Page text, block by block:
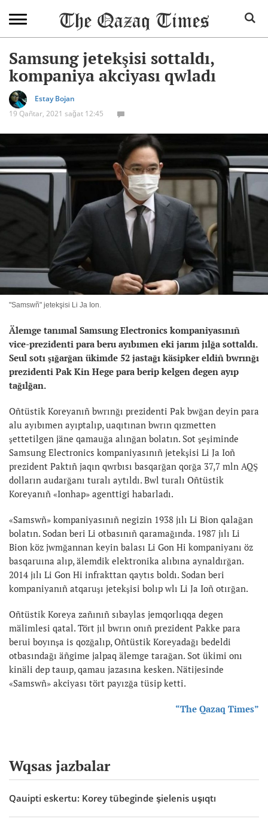
Samsung jetekşisi sottaldı,
kompaniya akciyası qwladı
Estay Bojan
19 Qañtar, 2021 sağat 12:45
"Samswñ" jetekşisi Li Ja Ion.
Älemge tanımal Samsung Electronics kompaniyasınıñ
vice-prezidenti para beru ayıbımen eki jarım jılğa sottaldı.
Seul sotı şığarğan ükimde 52 jastağı käsipker eldiñ bwrınğı
prezidenti Pak Kin Hege para berip kelgen degen ayıp
tağılğan.
Oñtüstik Koreyanıñ bwrınğı prezidenti Pak bwğan deyin para
alu ayıbımen ayıptalıp, uaqıtınan bwrın qızmetten
şettetilgen jäne qamauğa alınğan bolatın. Sot şeşiminde
Samsung Electronics kompaniyasınıñ jetekşisi Li Ja Ioñ
prezident Paktıñ jaqın qwrbısı basqarğan qorğa 37,7 mln AQŞ
dolların audarğanı turalı aytıldı. Bwl turalı Oñtüstik
Koreyanıñ «Ionhap» agenttigi habarladı.
«Samswñ» kompaniyasınıñ negizin 1938 jılı Li Bion qalağan
bolatın. Sodan beri Li otbasınıñ qaramağında. 1987 jılı Li
Bion köz jwmğannan keyin balası Li Gon Hi kompaniyanı öz
basqaruına alıp, älemdik elektronika alıbına aynaldırğan.
2014 jılı Li Gon Hi infrakttan qaytıs boldı. Sodan beri
kompaniyanıñ atqaruşı jetekşisi bolıp wlı Li Ja Ioñ otırğan.
Oñtüstik Koreya zañınıñ sıbaylas jemqorlıqqa degen
mälimlesi qatal. Tört jıl bwrın onıñ prezident Pakke para
berui boyınşa is qozğalıp, Oñtüstik Koreyadağı bedeldi
otbasındağı äñgime jalpaq älemge tarağan. Sot ükimi onı
kinäli dep tauıp, qamau jazasına kesken. Nätijesinde
«Samswñ» akciyası tört payızğa tüsip ketti.
“The Qazaq Times”
Wqsas jazbalar
Qauipti eskertu: Korey tübeginde şielenis uşıqtı